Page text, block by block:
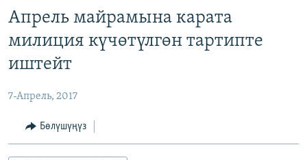
Издөөгө
салыңызКЫРГЫЗСТАН
МАДАНИЯТ
ДҮЙНӨ
УКРАИНА
ТВ ПРОГРАММАЛАР
БҮГҮН АЗАТТЫКТА
ПОДКАСТ
Апрель майрамына карата
милиция күчөтүлгөн тартипте
иштейт
7-Апрель, 2017
Бөлүшүңүз